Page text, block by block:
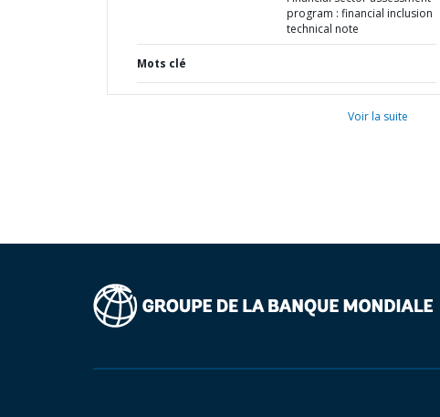
program : financial inclusion
technical note
Mots clé
Voir la suite